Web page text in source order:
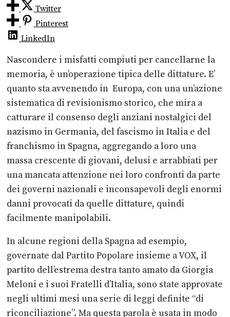
Twitter
Pinterest
LinkedIn
Nascondere i misfatti compiuti per cancellarne la
memoria, è un’operazione tipica delle dittature. E’
quanto sta avvenendo in Europa, con una un’azione
sistematica di revisionismo storico, che mira a
catturare il consenso degli anziani nostalgici del
nazismo in Germania, del fascismo in Italia e del
franchismo in Spagna, aggregando a loro una
massa crescente di giovani, delusi e arrabbiati per
unamancata attenzione nei loro confronti da parte
dei governi nazionali e inconsapevoli degli enormi
danni provocati da quelle dittature, quindi
facilmente manipolabili.
In alcune regioni della Spagna ad esempio,
governate dal Partito Popolare insieme a VOX, il
partito dell’estrema destra tanto amato da Giorgia
Meloni e i suoi Fratelli d’Italia, sono state approvate
negli ultimi mesi una serie di leggi definite “di
riconciliazione”. Ma questa parola è usata in modo